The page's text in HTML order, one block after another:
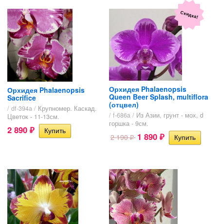
Орхидея Phalaenopsis
Sacrifice
/ df-394a / Крупномер. Каскад.
Цветок - 11-13см.
2 890 ₽
Скидка!
Орхидея Phalaenopsis
Queen Beer Splash, multiflora
(отцвел)
/ f-686a / Из Азии, грунт - мох, d
горшка - 9см.
2 190₽ 1 890 ₽